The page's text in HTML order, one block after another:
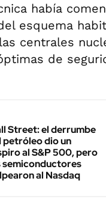
había
esquema
centrales
de
Street: el derrumbe
petróleo dio un
al S&P 500, pero
semiconductores
al Nasdaq